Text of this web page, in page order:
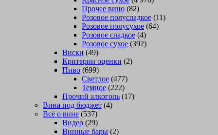
Прочее вино (82)
Розовое полусладкое (11)
Розовое полусухое (64)
Розовое сладкое (4)
Розовое сухое (392)
Виски (49)
Критерии оценки (2)
Пиво (699)
Светлое (477)
Темное (222)
Прочий алкоголь (17)
Вина под бюджет (4)
Всё о вине (537)
Видео (29)
Винные бары (2)